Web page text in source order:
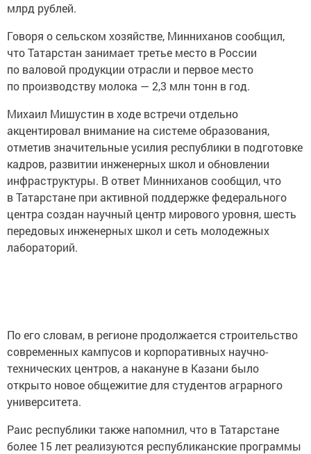
млрд рублей.
Говоря о сельском хозяйстве, Минниханов сообщил,
что Татарстан занимает третье место в России
по валовой продукции отрасли и первое место
по производству молока — 2,3 млн тонн в год.
Михаил Мишустин в ходе встречи отдельно
акцентировал внимание на системе образования,
отметив значительные усилия республики в подготовке
кадров, развитии инженерных школ и обновлении
инфраструктуры. В ответ Минниханов сообщил, что
в Татарстане при активной поддержке федерального
центра создан научный центр мирового уровня, шесть
передовых инженерных школ и сеть молодежных
лабораторий.
По его словам, в регионе продолжается строительство
современных кампусов и корпоративных научно-
технических центров, а накануне в Казани было
открыто новое общежитие для студентов аграрного
университета.
Раис республики также напомнил, что в Татарстане
более 15 лет реализуются республиканские программы